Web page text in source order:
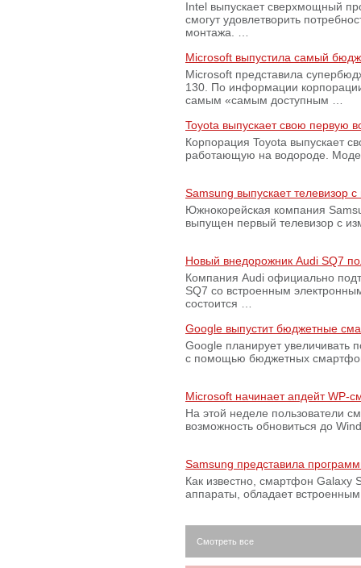
Intel выпускает сверхмощный
смогут удовлетворить
монтажа. …
Microsoft выпустила самый
Microsoft представила
130. По информации
самым «самым доступным …
Toyota выпускает свою первую
Корпорация Toyota выпускает
работающую на водороде.
Samsung выпускает телевизор
Южнокорейская компания
выпущен первый телевизор с
Новый внедорожник Audi SQ7
Компания Audi официально
SQ7 со встроенным
состоится …
Google выпустит бюджетные
Google планирует увеличивать
с помощью бюджетных
Microsoft начинает апдейт WP-
На этой неделе пользователи
возможность обновиться до
Samsung представила
Как известно, смартфон Galaxy
аппараты, обладает
Смотреть все